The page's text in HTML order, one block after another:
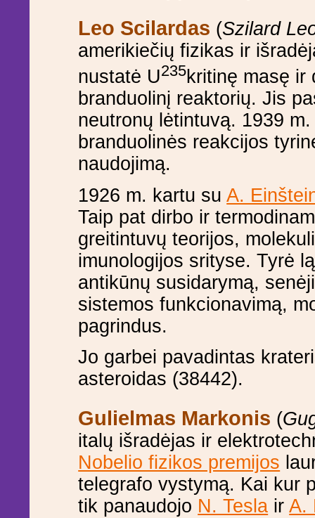
Leo Scilardas (Szilard
amerikiečių fizikas ir
nustatė U235kritinę masę ir
branduolinį reaktorių. Jis
neutronų lėtintuvą. 1939
branduolinės reakcijos
naudojimą.
1926 m. kartu suA.
Taip pat dirbo ir
greitintuvų teorijos,
imunologijos srityse. Tyrė
antikūnų susidarymą,
sistemos funkcionavimą,
pagrindus.
Jo garbei pavadintas
asteroidas (38442).
Gulielmas Markonis (
italų išradėjas ir
Nobelio fizikos premijos
telegrafo vystymą. Kai kur
tik panaudojo N. Tesla irA.